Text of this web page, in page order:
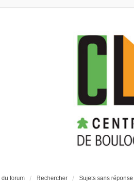
du forum Rechercher Sujets sans réponse